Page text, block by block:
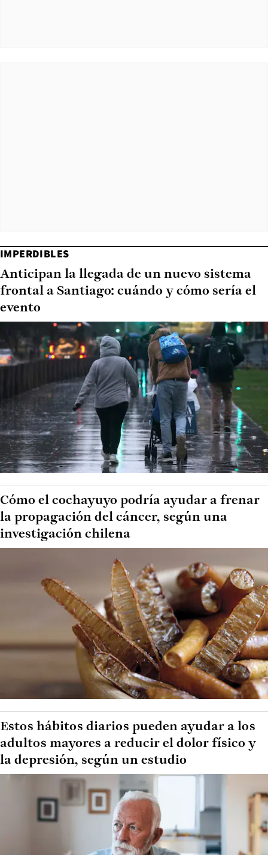
IMPERDIBLES
Anticipan la llegada de un nuevo sistema
frontal a Santiago: cuándo y cómo sería el
evento
Cómo el cochayuyo podría ayudar a frenar
la propagación del cáncer, según una
investigación chilena
Estos hábitos diarios pueden ayudar a los
adultos mayores a reducir el dolor físico y
la depresión, según un estudio